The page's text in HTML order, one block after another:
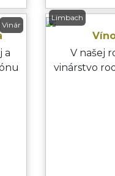
Vinár
a
Limbach
V našej
vinárstvo